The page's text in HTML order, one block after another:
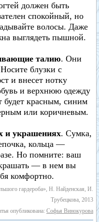
должен быть
спокойный, но
волосы. Даже
выглядеть пышной.
талию. Они
блузки с
и внесет нотку
и верхнюю одежду
будет красным, синим
или коричневым.
и украшениях. Сумка,
кольца —
Но помните: ваш
— в нем вы
комфортно.
гардероба», Н. Найденская, И.
Трубецкова, 2013
опубликована: Софья Винокурова